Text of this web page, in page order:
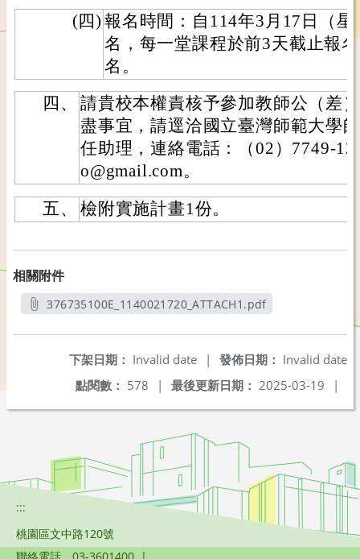
(四) 報名時間：自114年3月17日（
名，每一堂課程於前3天截止報
名。
四、
請貴校本權責核予參加教師公（差
盡事宜，請逕洽國立臺灣師範大學
任助理，連絡電話：（02）7749-
o@gmail.com。
五、
檢附實施計畫1份。
相關附件
376735100E_1140021720_ATTACH1.pdf
發佈日期： Invalid date
下架日期： Invalid date
|
最後更新日期： 2025-03-19 |
點閱數： 578 |
:::
桃園區文中路120號